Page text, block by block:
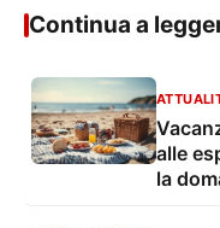
Continua a
alle
la